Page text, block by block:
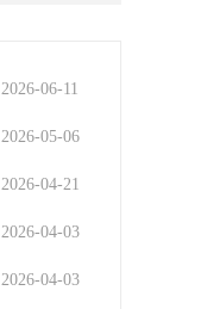
2026-06-11
2026-05-06
2026-04-21
2026-04-03
2026-04-03